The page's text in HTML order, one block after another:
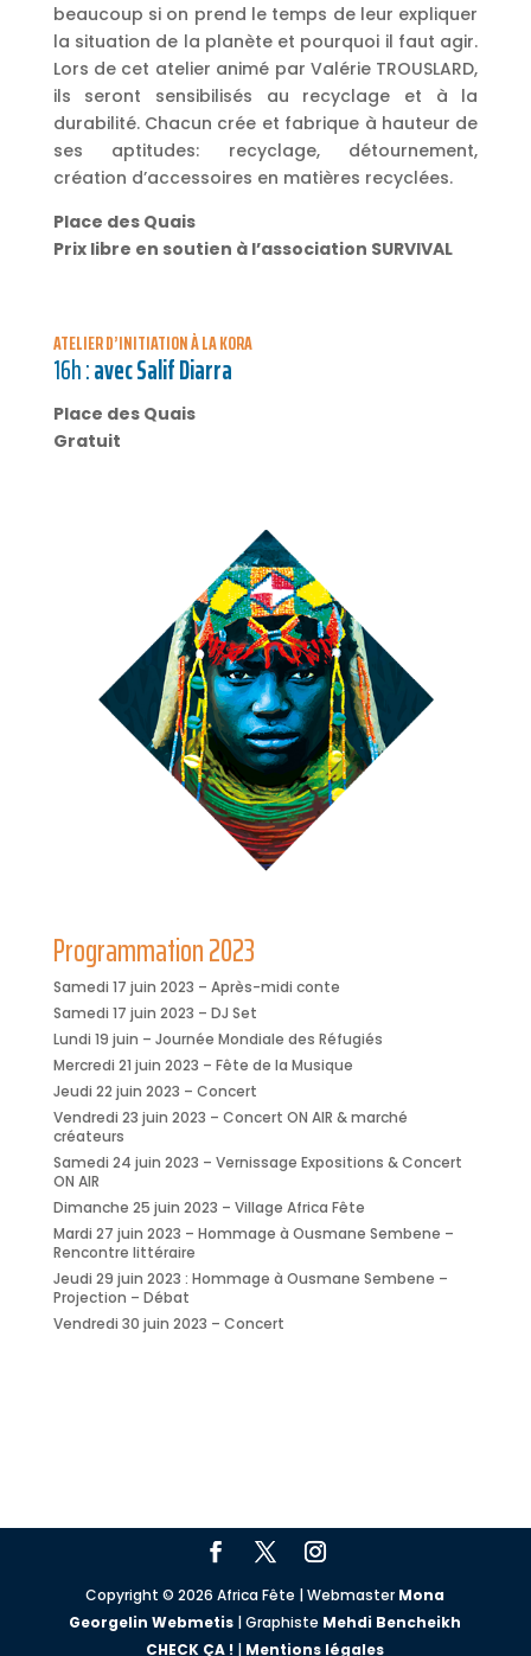
beaucoup si on prend le temps de leur expliquer
la situation de la planète et pourquoi il faut agir.
Lors de cet atelier animé par Valérie TROUSLARD,
ils seront sensibilisés au recyclage et à la
durabilité. Chacun crée et fabrique à hauteur de
ses aptitudes: recyclage, détournement,
création d’accessoires en matières recyclées.
Place des Quais
Prix libre en soutien à l’association SURVIVAL
ATELIER D’INITIATION À LA KORA
16h :avec Salif Diarra
Place des Quais
Gratuit
Programmation 2023
Samedi 17 juin 2023 – Après-midi conte
Samedi 17 juin 2023 – DJ Set
Lundi 19 juin – Journée Mondiale des Réfugiés
Mercredi 21 juin 2023 – Fête de la Musique
Jeudi 22 juin 2023 – Concert
Vendredi 23 juin 2023 – Concert ON AIR & marché
créateurs
Samedi 24 juin 2023 – Vernissage Expositions & Concert
ON AIR
Dimanche 25 juin 2023 – Village Africa Fête
Mardi 27 juin 2023 – Hommage à Ousmane Sembene –
Rencontre littéraire
Jeudi 29 juin 2023 : Hommage à Ousmane Sembene –
Projection – Débat
Vendredi 30 juin 2023 – Concert
Copyright © 2026 Africa Fête | Webmaster Mona
Georgelin Webmetis | Graphiste Mehdi Bencheikh
CHECK ÇA ! | Mentions légales